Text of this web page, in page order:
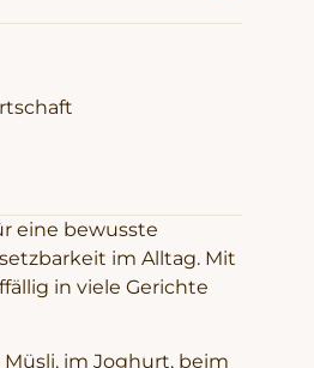
eine bewusste
im Alltag. Mit
in viele Gerichte
im Joghurt, beim